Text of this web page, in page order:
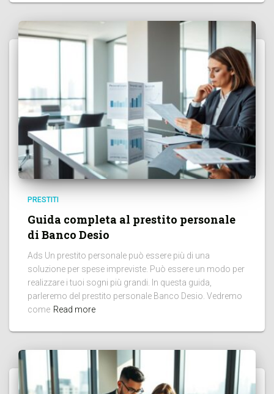
PRESTITI
Guida completa al prestito personale
di Banco Desio
Ads Un prestito personale può essere più di una
soluzione per spese impreviste. Può essere un modo per
realizzare i tuoi sogni più grandi. In questa guida,
parleremo del prestito personale Banco Desio. Vedremo
come Read more